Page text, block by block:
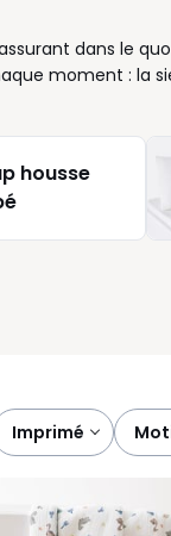
dans le
moment : la
profite
coton séduit par
la peau, la tenue
sur une
et accompagne
housse
imprimé